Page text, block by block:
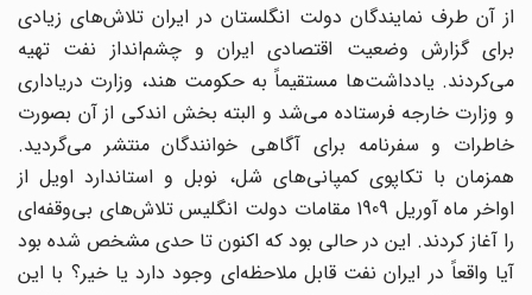
از آن طرف نمایندگان دولت انگلستان در ایران تلاش‌های زیادی
برای گزارش وضعیت اقتصادی ایران و چشم‌انداز نفت تهیه
می‌کردند. یادداشت‌ها مستقیماً به حکومت هند، وزارت دریاداری
و وزارت خارجه فرستاده می‌شد و البته بخش اندکی از آن بصورت
خاطرات و سفرنامه برای آگاهی خوانندگان منتشر می‌گردید.
همزمان با تکاپوی کمپانی‌های شل، نوبل و استاندارد ‌اویل از
اواخر ماه آوریل 1909 مقامات دولت انگلیس تلاش‌های بی‌وقفه‌ای
را آغاز کردند. این در حالی بود که اکنون تا حدی مشخص شده بود
آیا واقعاً در ایران نفت قابل ملاحظه‌ای وجود دارد یا خیر؟ با این